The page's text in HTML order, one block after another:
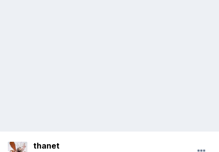
thanet